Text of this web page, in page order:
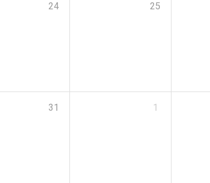
24 25
31 1